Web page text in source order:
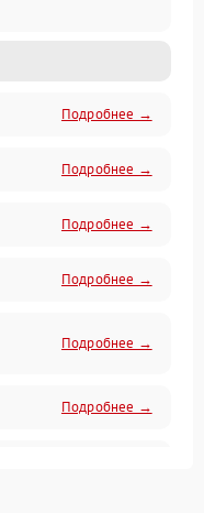
Подробнее →
Подробнее →
Подробнее →
Подробнее →
Подробнее →
Подробнее →